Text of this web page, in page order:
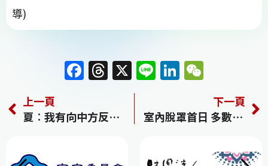
導)
F
a
c
e
T
h
re
a
X Li
n
e
Li
n
k
e
C
h
at
上一頁
夏︰我有向中方反映 台灣的不安
下一頁
室內脫罩首日 多數戴牢牢／王必勝：不致造成疫情大流行 預計2、3個月後才會適應